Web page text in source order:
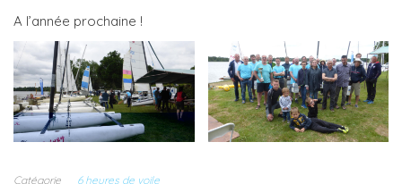
A l’année prochaine !
Catégorie 6 heures de voile